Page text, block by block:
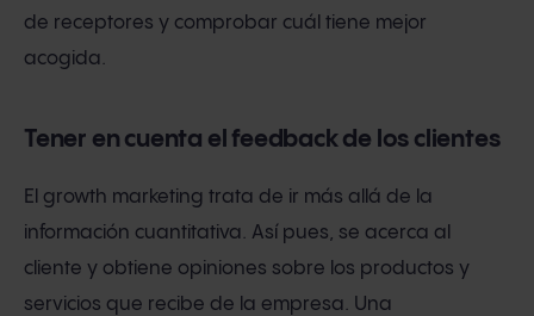
de receptores y comprobar cuál tiene mejor
acogida.
Tener en cuenta el feedback de los clientes
El growth marketing trata de ir más allá de la
información cuantitativa. Así pues, se acerca al
cliente y obtiene opiniones sobre los productos y
servicios que recibe de la empresa. Una